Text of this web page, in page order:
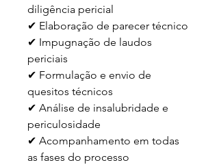
diligência pericial
✔ Elaboração de parecer técnico
✔ Impugnação de laudos
periciais
✔ Formulação e envio de
quesitos técnicos
✔ Análise de insalubridade e
periculosidade
✔ Acompanhamento em todas
as fases do processo